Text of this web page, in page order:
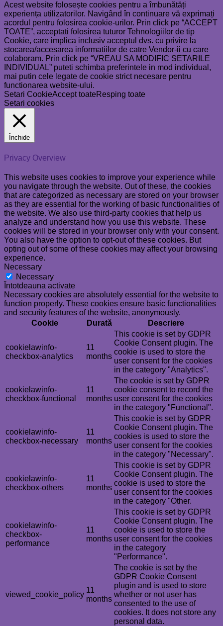
Acest website folosește cookies pentru a îmbunătăți
experiența utilizatorilor. Navigând în continuare vă exprimați
acordul pentru folosirea cookie-urilor. Prin click pe “ACCEPT
TOATE”, acceptati folosirea tuturor Tehnologiilor de tip
Cookie, care implica inclusiv acceptul dvs. cu privire la
stocarea/accesarea informatiilor de catre Vendor-ii cu care
colaboram. Prin click pe “VREAU SA MODIFIC SETARILE
INDIVIDUAL” puteti schimba preferintele in mod individual,
mai putin cele legate de cookie strict necesare pentru
functionarea website-ului.
Setari CookieAccept toateResping toate
Setari cookies
Închide
Privacy Overview
This website uses cookies to improve your experience while
you navigate through the website. Out of these, the cookies
that are categorized as necessary are stored on your browser
as they are essential for the working of basic functionalities of
the website. We also use third-party cookies that help us
analyze and understand how you use this website. These
cookies will be stored in your browser only with your consent.
You also have the option to opt-out of these cookies. But
opting out of some of these cookies may affect your browsing
experience.
Necessary
Necessary
Întotdeauna activate
Necessary cookies are absolutely essential for the website to
function properly. These cookies ensure basic functionalities
and security features of the website, anonymously.
Cookie
Durată Descriere
cookielawinfo-
checkbox-analytics
11
months
This cookie is set by GDPR
Cookie Consent plugin. The
cookie is used to store the
user consent for the cookies
in the category "Analytics".
cookielawinfo-
checkbox-functional
11
months
The cookie is set by GDPR
cookie consent to record the
user consent for the cookies
in the category "Functional".
cookielawinfo-
checkbox-necessary
11
months
This cookie is set by GDPR
Cookie Consent plugin. The
cookies is used to store the
user consent for the cookies
in the category "Necessary".
cookielawinfo-
checkbox-others
11
months
This cookie is set by GDPR
Cookie Consent plugin. The
cookie is used to store the
user consent for the cookies
in the category "Other.
cookielawinfo-
checkbox-
performance
11
months
This cookie is set by GDPR
Cookie Consent plugin. The
cookie is used to store the
user consent for the cookies
in the category
"Performance".
viewed_cookie_policy
11
months
The cookie is set by the
GDPR Cookie Consent
plugin and is used to store
whether or not user has
consented to the use of
cookies. It does not store any
personal data.